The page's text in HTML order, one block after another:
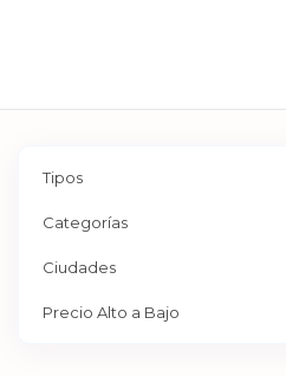
Tipos
Categorías
Ciudades
Precio Alto a Bajo